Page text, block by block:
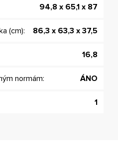
94,8 x 65,1 x 87
(cm): 86,3 x 63,3 x 37,5
16,8
normám: ÁNO
1